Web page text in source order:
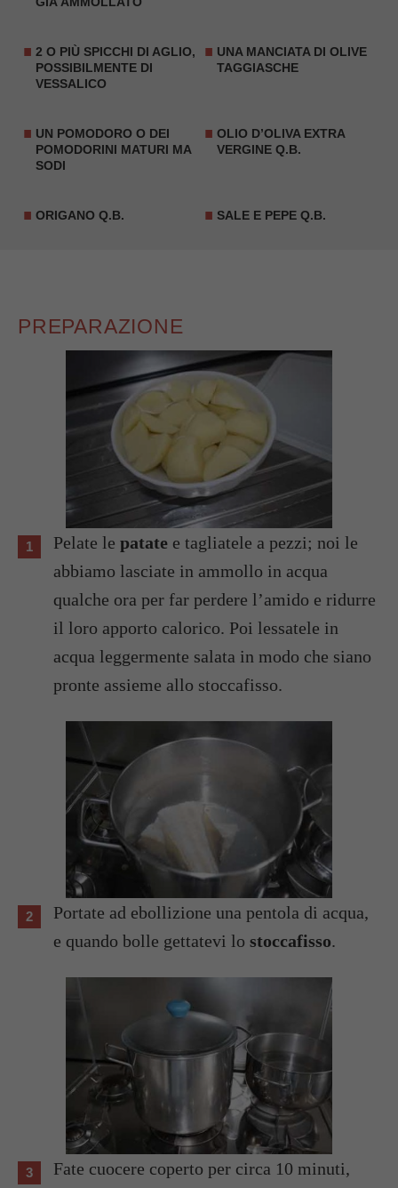
2 O PIÙ SPICCHI DI AGLIO,
POSSIBILMENTE DI
VESSALICO
UNA MANCIATA DI OLIVE
TAGGIASCHE
UN POMODORO O DEI
POMODORINI MATURI MA
SODI
OLIO D’OLIVA EXTRA
VERGINE Q.B.
ORIGANO Q.B. SALE E PEPE Q.B.
PREPARAZIONE
Pelate le patate e tagliatele a pezzi; noi le
abbiamo lasciate in ammollo in acqua
qualche ora per far perdere l’amido e ridurre
il loro apporto calorico. Poi lessatele in
acqua leggermente salata in modo che siano
pronte assieme allo stoccafisso.
Portate ad ebollizione una pentola di acqua,
e quando bolle gettatevi lo stoccafisso.
Fate cuocere coperto per circa 10 minuti,